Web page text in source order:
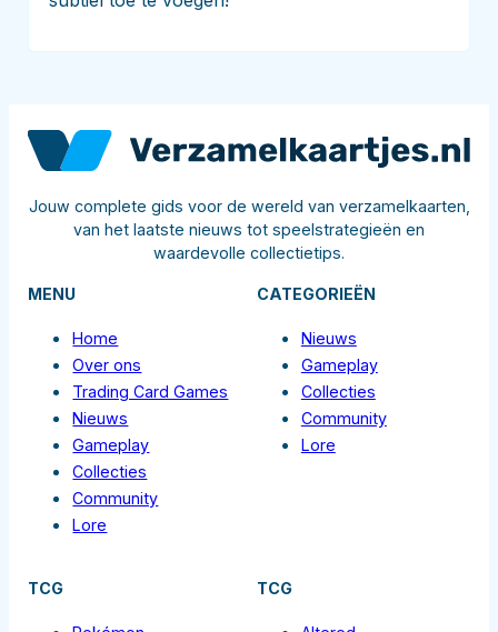
Jouw complete gids voor de wereld van verzamelkaarten,
van het laatste nieuws tot speelstrategieën en
waardevolle collectietips.
MENU
Home
Over ons
Trading Card Games
Nieuws
Gameplay
Collecties
Community
Lore
CATEGORIEËN
Nieuws
Gameplay
Collecties
Community
Lore
TCG TCG